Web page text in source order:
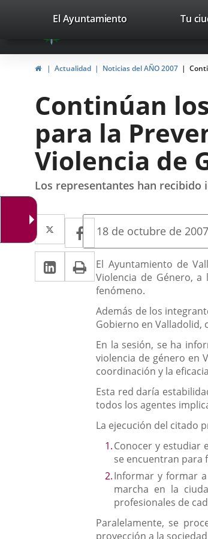
Portal
Web
del
Valladolid
valladolid.es
El Ayuntamiento Tu
HomeActualidad Noticias del AÑO 2007
Continúan
para la
Violencia de
Los representantes han
Twitter
Enlace
a
una
aplicación
externa.
Facebook
Enlace
a
una
aplicación
externa.
Linkedin
Enlace
a
aplicación
externa.
Print
Fecha
la
noticia
18 de octubre de 2007
Descripción
El Ayuntamiento de
Violencia de Género,
fenómeno.
Además de los
Gobierno en Valladolid,
En la sesión, se ha
violencia de género en
coordinación y la
Esta red daría
todos los agentes
La ejecución del citado
Conocer y estudiar
se encuentran para
Informar y formar
marcha en la
profesionales de
Paralelamente, se
proyección a la